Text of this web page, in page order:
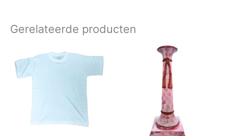
Gerelateerde producten